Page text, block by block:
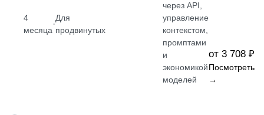
4
месяца
·
Для
продвинутых
через API,
управление
контекстом,
промптами
и
экономикой
моделей
от 3 708 ₽
Посмотреть
→